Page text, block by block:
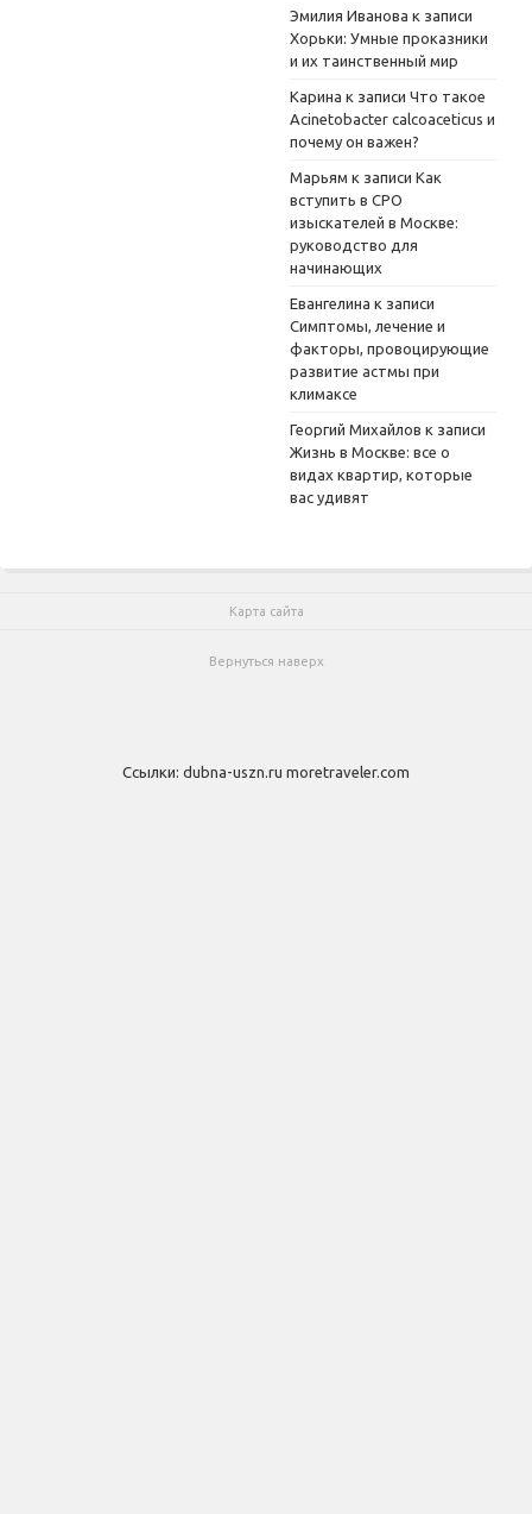
Эмилия Иванова к записи
Хорьки: Умные проказники
и их таинственный мир
Карина к записи Что такое
Acinetobacter calcoaceticus и
почему он важен?
Марьям к записи Как
вступить в СРО
изыскателей в Москве:
руководство для
начинающих
Евангелина к записи
Симптомы, лечение и
факторы, провоцирующие
развитие астмы при
климаксе
Георгий Михайлов к записи
Жизнь в Москве: все о
видах квартир, которые
вас удивят
Карта сайта
Вернуться наверх
Ссылки: dubna-uszn.ru moretraveler.com